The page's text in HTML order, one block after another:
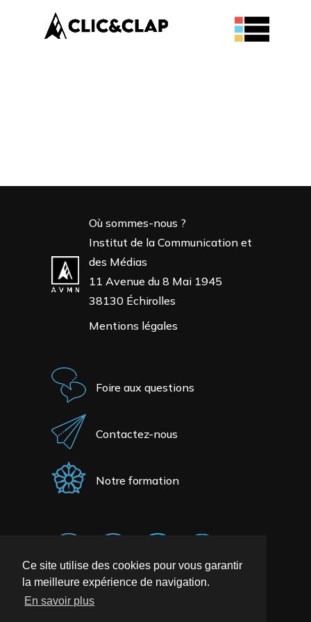
Ce site utilise des cookies pour vous garantir
la meilleure expérience de navigation.
En savoir plus
Où sommes-nous ?
Institut de la Communication et
des Médias
11 Avenue du 8 Mai 1945
38130 Échirolles
Mentions légales
Foire aux questions
Contactez-nous
Notre formation